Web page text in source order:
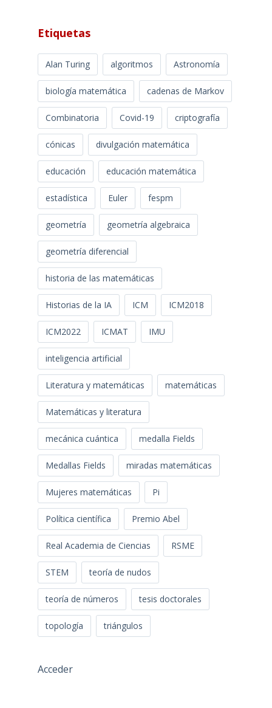
Etiquetas
Alan Turing algoritmos Astronomía
biología matemática cadenas de Markov
Combinatoria Covid-19 criptografía
cónicas divulgación matemática
educación educación matemática
estadística Euler fespm
geometría geometría algebraica
geometría diferencial
historia de las matemáticas
Historias de la IA ICM ICM2018
ICM2022 ICMAT IMU
inteligencia artificial
Literatura y matemáticas matemáticas
Matemáticas y literatura
mecánica cuántica medalla Fields
Medallas Fields miradas matemáticas
Mujeres matemáticas Pi
Política científica Premio Abel
Real Academia de Ciencias RSME
STEM teoría de nudos
teoría de números tesis doctorales
topología triángulos
Acceder